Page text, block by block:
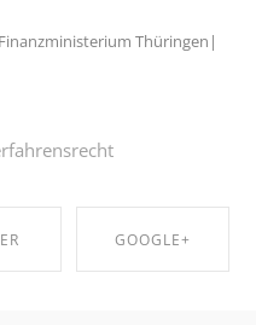
Thüringen|
GOOGLE+